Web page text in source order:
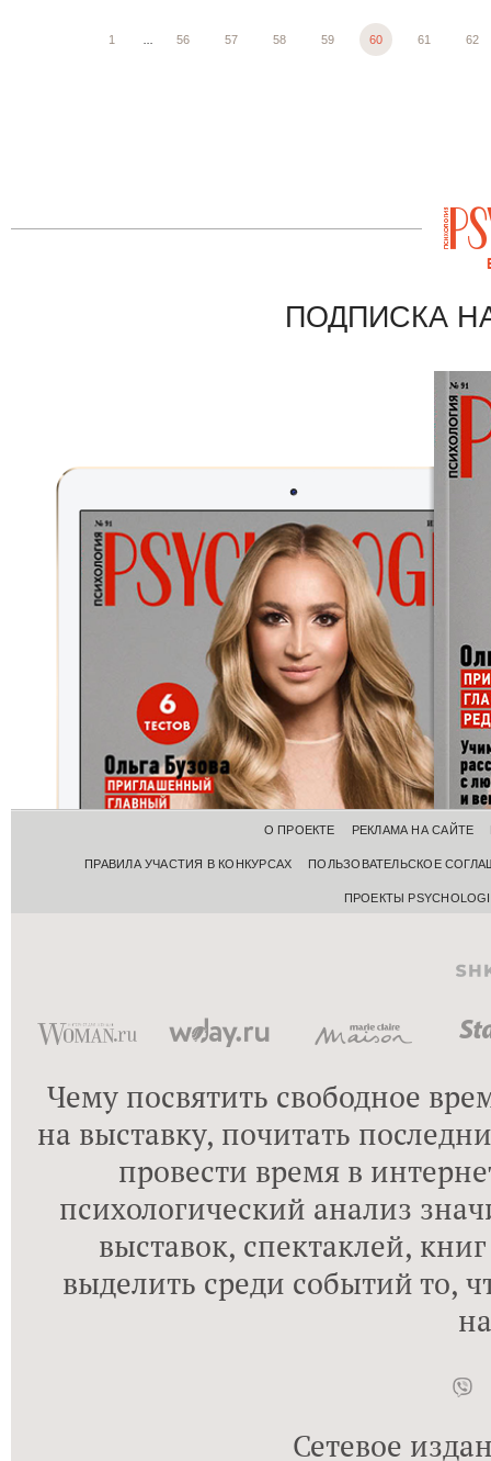
1 56 57 58 59 60 61 62
ПОДПИСКА
О ПРОЕКТЕ РЕКЛАМА НА САЙТЕ
ПРАВИЛА УЧАСТИЯ В КОНКУРСАХ ПОЛЬЗОВАТЕЛЬСКОЕ
ПРОЕКТЫ
W w D
Чему посвятить свободное
на выставку, почитать
провести время в
психологический анализ
выставок, спектаклей,
выделить среди событий то,
Сетевое